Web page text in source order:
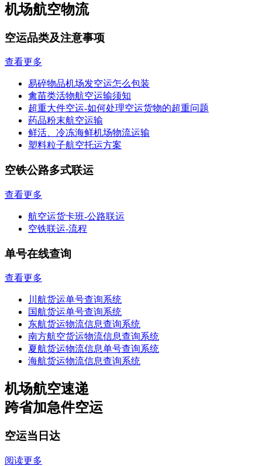
机场航空物流
空运品类及注意事项
查看更多
易碎物品机场发空运怎么包装
禽苗类活物航空运输须知
超重大件空运-如何处理空运货物的超重问题
药品粉末航空运输
鲜活、冷冻海鲜机场物流运输
塑料粒子航空托运方案
空铁公路多式联运
查看更多
航空运货卡班-公路联运
空铁联运-流程
单号在线查询
查看更多
川航货运单号查询系统
国航货运单号查询系统
东航货运物流信息查询系统
南方航空货运物流信息查询系统
夏航货运物流信息单号查询系统
海航货运物流信息查询系统
机场航空速递
跨省加急件空运
空运当日达
阅读更多